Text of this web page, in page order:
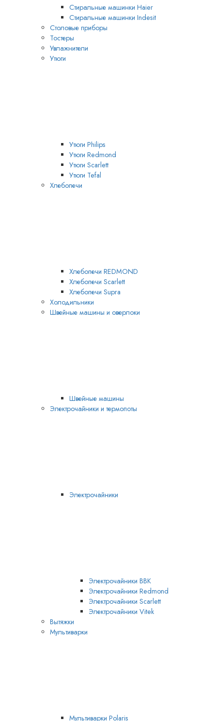
Стиральные машинки Haier
Стиральные машинки Indesit
Столовые приборы
Тостеры
Увлажнители
Утюги
Утюги Philips
Утюги Redmond
Утюги Scarlett
Утюги Tefal
Хлебопечи
Хлебопечи REDMOND
Хлебопечи Scarlett
Хлебопечи Supra
Холодильники
Швейные машины и оверлоки
Швейные машины
Электрочайники и термопоты
Электрочайники
Электрочайники BBK
Электрочайники Redmond
Электрочайники Scarlett
Электрочайники Vitek
Вытяжки
Мультиварки
Мультиварки Polaris